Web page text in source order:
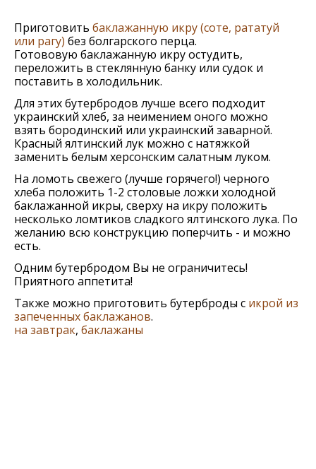
Приготовить баклажанную икру (соте, рататуй
или рагу) без болгарского перца.
Готововую баклажанную икру остудить,
переложить в стеклянную банку или судок и
поставить в холодильник.
Для этих бутербродов лучше всего подходит
украинский хлеб, за неимением оного можно
взять бородинский или украинский заварной.
Красный ялтинский лук можно с натяжкой
заменить белым херсонским салатным луком.
На ломоть свежего (лучше горячего!) черного
хлеба положить 1-2 столовые ложки холодной
баклажанной икры, сверху на икру положить
несколько ломтиков сладкого ялтинского лука. По
желанию всю конструкцию поперчить - и можно
есть.
Одним бутербродом Вы не ограничитесь!
Приятного аппетита!
Также можно приготовить бутерброды с икрой из
запеченных баклажанов.
на завтрак, баклажаны